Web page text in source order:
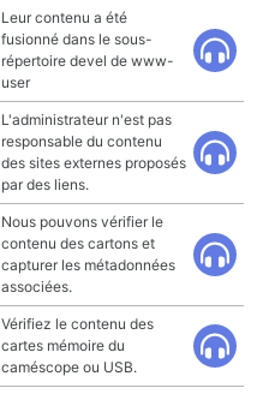
Leur contenu a été
fusionné dans le sous-
répertoire devel de www-
user
L'administrateur n'est pas
responsable du contenu
des sites externes proposés
par des liens.
Nous pouvons vérifier le
contenu des cartons et
capturer les métadonnées
associées.
Vérifiez le contenu des
cartes mémoire du
caméscope ou USB.